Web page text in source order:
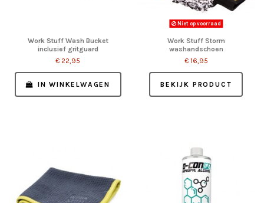
Work Stuff Wash Bucket
inclusief gritguard
€ 22,95
IN WINKELWAGEN
Niet op voorraad
Work Stuff Storm
washandschoen
€ 16,95
BEKIJK PRODUCT